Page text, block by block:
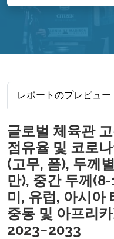
レポートのプレビュー
글로벌 체육관
점유율 및 코로
(고무, 폼), 두께
만), 중간 두께
미, 유럽, 아시아
중동 및 아프리
2023~2033